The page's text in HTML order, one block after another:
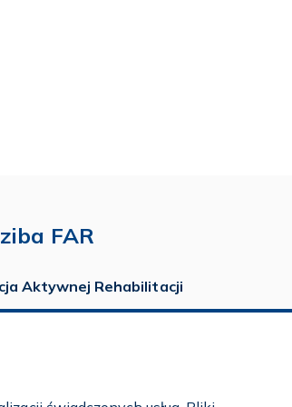
FAR
Aktywnej Rehabilitacji
22 651 88 02